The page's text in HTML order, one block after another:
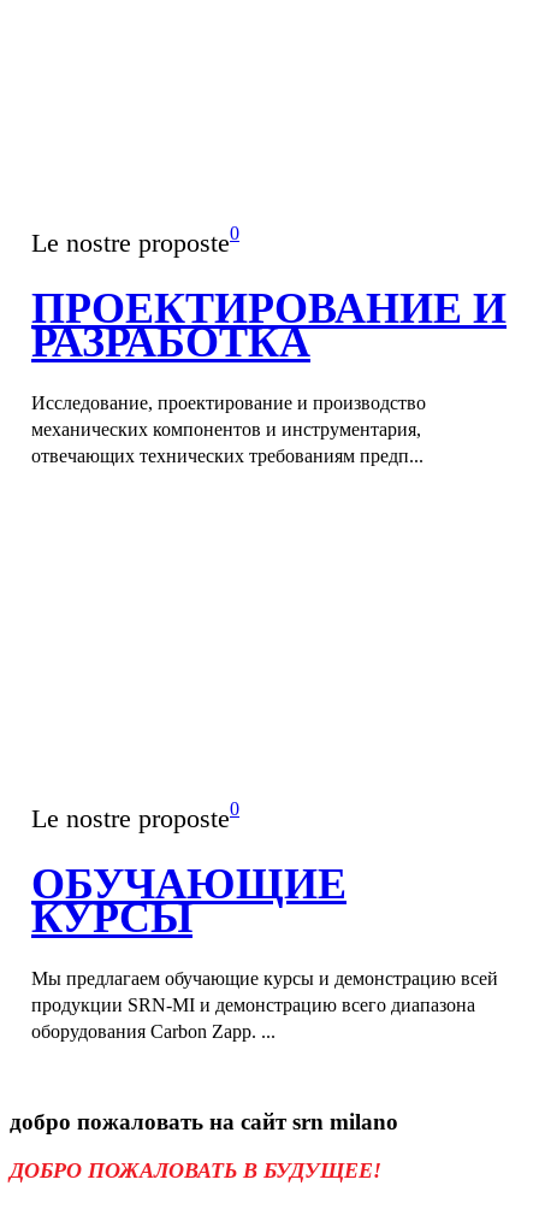
Le nostre proposte0
ПРОЕКТИРОВАНИЕ И
РАЗРАБОТКА
Исследование, проектирование и производство
механических компонентов и инструментария,
отвечающих технических требованиям предп...
Le nostre proposte0
ОБУЧАЮЩИЕ
КУРСЫ
Мы предлагаем обучающие курсы и демонстрацию всей
продукции SRN-MI и демонстрацию всего диапазона
оборудования Carbon Zapp. ...
добро пожаловать на сайт srn milano
ДОБРО ПОЖАЛОВАТЬ В БУДУЩЕЕ!